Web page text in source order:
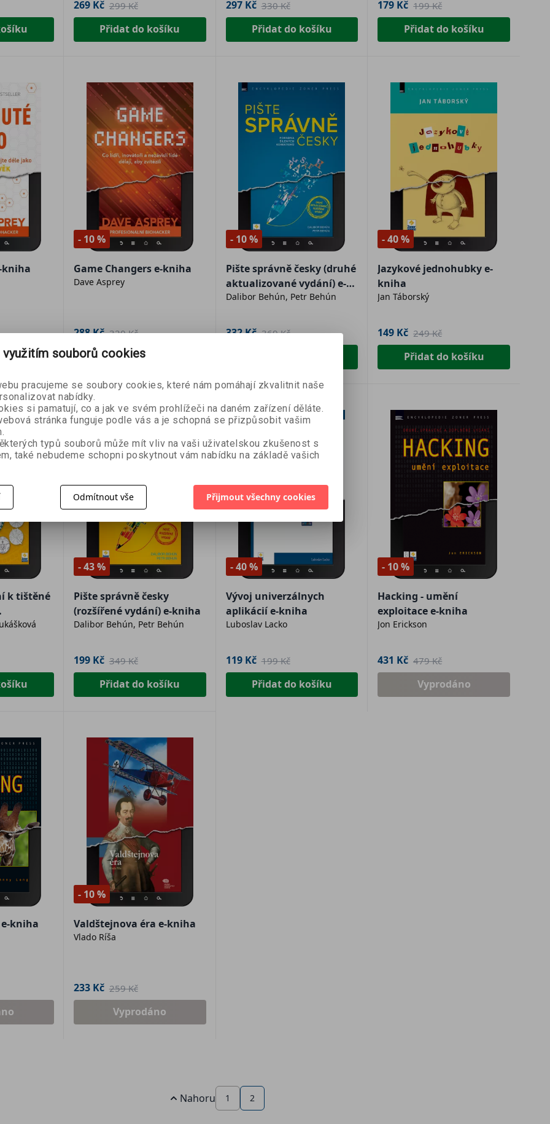
269 Kč 299 Kč
Přidat do košíku
297 Kč 330 Kč
Přidat do košíku
179 Kč 199 Kč
Přidat do košíku
kniha
- 10 %
Game Changers e-kniha
Dave Asprey
288 Kč 320 Kč
Přidat do košíku
- 10 %
Pište správně česky (druhé
aktualizované vydání) e-
kniha
Dalibor Behún, Petr Behún
332 Kč 369 Kč
- 40 %
Jazykové jednohubky e-
kniha
Jan Táborský
149 Kč 249 Kč
Přidat do košíku
k tištěné
- 43 %
Pište správně česky
(rozšířené vydání) e-kniha
Dalibor Behún, Petr Behún
199 Kč 349 Kč
Přidat do košíku
- 40 %
Vývoj univerzálnych
aplikácií e-kniha
Luboslav Lacko
119 Kč 199 Kč
Přidat do košíku
- 10 %
Hacking - umění
exploitace e-kniha
Jon Erickson
431 Kč 479 Kč
Vyprodáno
kniha
- 10 %
Valdštejnova éra e-kniha
Vlado Ríša
233 Kč 259 Kč
Vyprodáno
Nahoru 1 2
využitím souborů cookies
pracujeme se soubory cookies, které nám pomáhají zkvalitnit naše
nabídky.
si pamatují, co a jak ve svém prohlížeči na daném zařízení děláte.
stránka funguje podle vás a je schopná se přizpůsobit vašim
typů souborů může mít vliv na vaši uživatelskou zkušenost s
také nebudeme schopni poskytnout vám nabídku na základě vašich
Odmítnout vše Přijmout všechny cookies